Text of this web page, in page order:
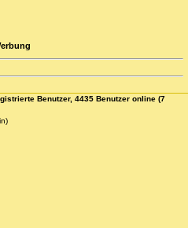
Benutzer, 4435 Benutzer online (7